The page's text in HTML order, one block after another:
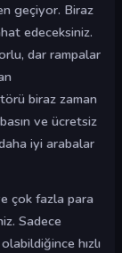
geçiyor. Biraz
edeceksiniz.
dar rampalar
biraz zaman
ve ücretsiz
iyi arabalar
çok fazla para
Sadece
hızlı